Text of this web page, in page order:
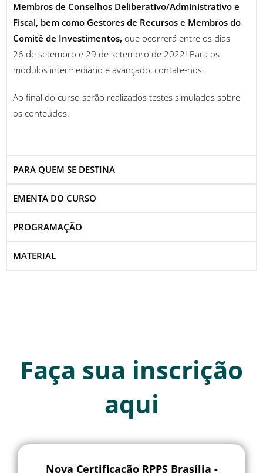
Membros de Conselhos Deliberativo/Administrativo e
Fiscal, bem como Gestores de Recursos e Membros do
Comitê de Investimentos, que ocorrerá entre os dias
26 de setembro e 29 de setembro de 2022! Para os
módulos intermediário e avançado, contate-nos.
Ao final do curso serão realizados testes simulados sobre
os conteúdos.
PARA QUEM SE DESTINA
EMENTA DO CURSO
PROGRAMAÇÃO
MATERIAL
Faça sua inscrição
aqui
Nova Certificação RPPS Brasília -